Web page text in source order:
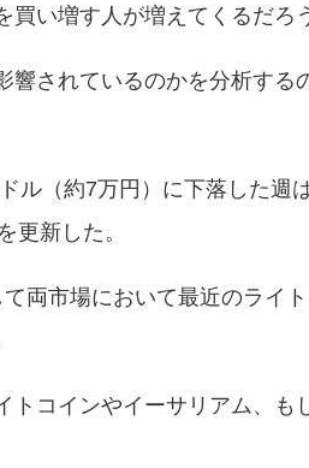
い増す人が増えてくるだろ
されているのかを分析する
ル（約7万円）に下落した週
更新した。
両市場において最近のライ
コインやイーサリアム、も